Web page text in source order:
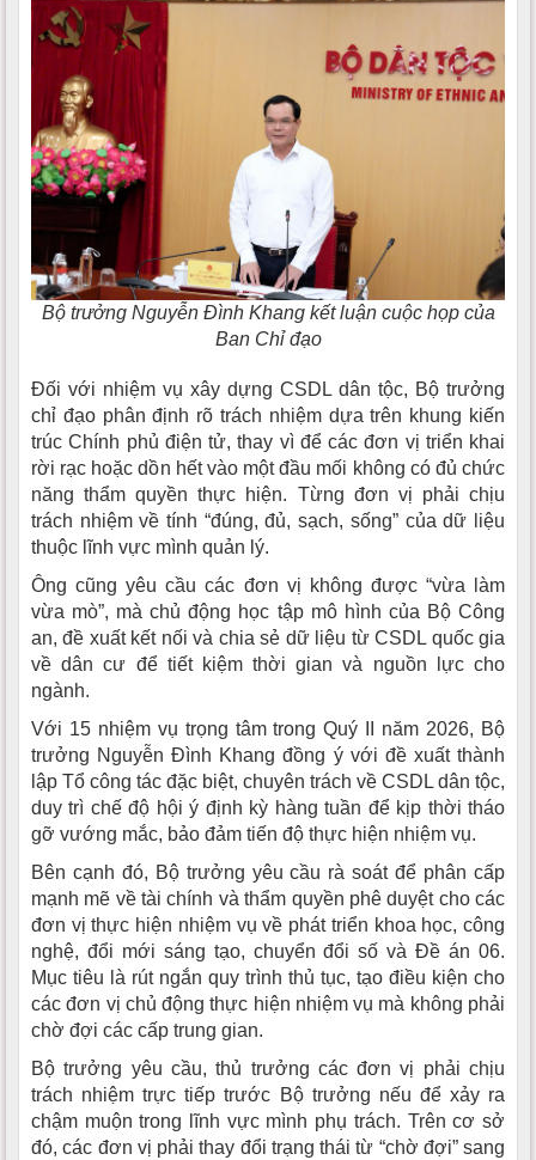
Bộ trưởng Nguyễn Đình Khang kết luận cuộc họp của
Ban Chỉ đạo
Đối với nhiệm vụ xây dựng CSDL dân tộc, Bộ trưởng
chỉ đạo phân định rõ trách nhiệm dựa trên khung kiến
trúc Chính phủ điện tử, thay vì để các đơn vị triển khai
rời rạc hoặc dồn hết vào một đầu mối không có đủ chức
năng thẩm quyền thực hiện. Từng đơn vị phải chịu
trách nhiệm về tính “đúng, đủ, sạch, sống” của dữ liệu
thuộc lĩnh vực mình quản lý.
Ông cũng yêu cầu các đơn vị không được “vừa làm
vừa mò”, mà chủ động học tập mô hình của Bộ Công
an, đề xuất kết nối và chia sẻ dữ liệu từ CSDL quốc gia
về dân cư để tiết kiệm thời gian và nguồn lực cho
ngành.
Với 15 nhiệm vụ trọng tâm trong Quý II năm 2026, Bộ
trưởng Nguyễn Đình Khang đồng ý với đề xuất thành
lập Tổ công tác đặc biệt, chuyên trách về CSDL dân tộc,
duy trì chế độ hội ý định kỳ hàng tuần để kịp thời tháo
gỡ vướng mắc, bảo đảm tiến độ thực hiện nhiệm vụ.
Bên cạnh đó, Bộ trưởng yêu cầu rà soát để phân cấp
mạnh mẽ về tài chính và thẩm quyền phê duyệt cho các
đơn vị thực hiện nhiệm vụ về phát triển khoa học, công
nghệ, đổi mới sáng tạo, chuyển đổi số và Đề án 06.
Mục tiêu là rút ngắn quy trình thủ tục, tạo điều kiện cho
các đơn vị chủ động thực hiện nhiệm vụ mà không phải
chờ đợi các cấp trung gian.
Bộ trưởng yêu cầu, thủ trưởng các đơn vị phải chịu
trách nhiệm trực tiếp trước Bộ trưởng nếu để xảy ra
chậm muộn trong lĩnh vực mình phụ trách. Trên cơ sở
đó, các đơn vị phải thay đổi trạng thái từ “chờ đợi” sang